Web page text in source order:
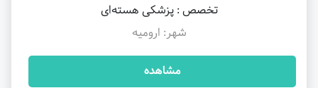
تخصص : پزشکی هسته‌ای
شهر: ارومیه
مشاهده